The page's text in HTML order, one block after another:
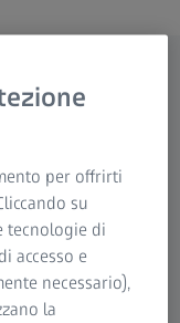
per offrirti
su
tecnologie di
accesso e
necessario),
la